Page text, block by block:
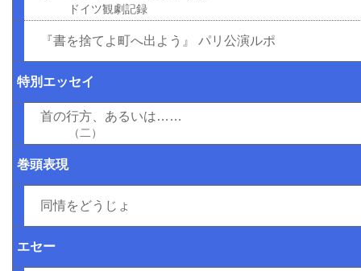
ドイツ観劇記録
『書を捨てよ町へ出よう』 パリ公演ルポ
特別エッセイ
首の行方、あるいは……
（二）
巻頭表現
同情をどうじょ
エセー